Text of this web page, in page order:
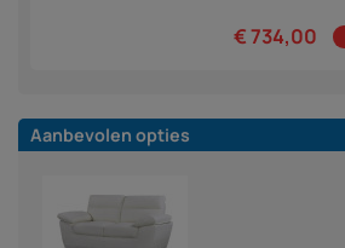
€ 734,00
Aanbevolen opties